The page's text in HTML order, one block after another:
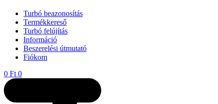
Turbó beazonosítás
Termékkereső
Turbó felújítás
Információ
Beszerelési útmutató
Fiókom
0 Ft 0